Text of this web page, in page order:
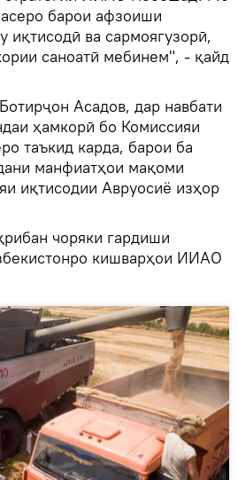
барои афзоиши
иқтисодӣ ва сармоягузорӣ,
саноатӣ мебинем", - қайд
Асадов, дар навбати
ҳамкорӣ бо Комиссияи
таъкид карда, барои ба
манфиатҳои мақоми
иқтисодии Авруосиё изҳор
чоряки гардиши
кишварҳои ИИАО